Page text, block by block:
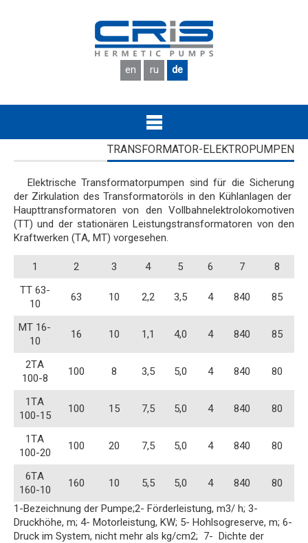
en ru de
TRANSFORMATOR-ELEKTROPUMPEN
Elektrische Transformatorpumpen sind für die Sicherung
der Zirkulation des Transformatoröls in den Kühlanlagen der
Haupttransformatoren von den Vollbahnelektrolokomotiven
(ТТ) und der stationären Leistungstransformatoren von den
Kraftwerken (ТA, МТ) vorgesehen.
1 2 3 4 5 6 7
8
ТТ 63-
10
63 10 2,2 3,5 4 840 85
МТ 16-
10
16 10 1,1 4,0 4 840 85
2ТA
100-8
100 8 3,5 5,0 4 840 80
1ТA
100-15
100 15 7,5 5,0 4 840 80
1ТA
100-20
100 20 7,5 5,0 4 840 80
6ТA
160-10
160 10 5,5 5,0 4 840 80
1-Bezeichnung der Pumpe;2- Förderleistung, m3/ h; 3-
Druckhöhe, m; 4- Motorleistung, KW; 5- Hohlsogreserve, m; 6-
Druck im System, nicht mehr als kg/cm2; 7- Dichte der